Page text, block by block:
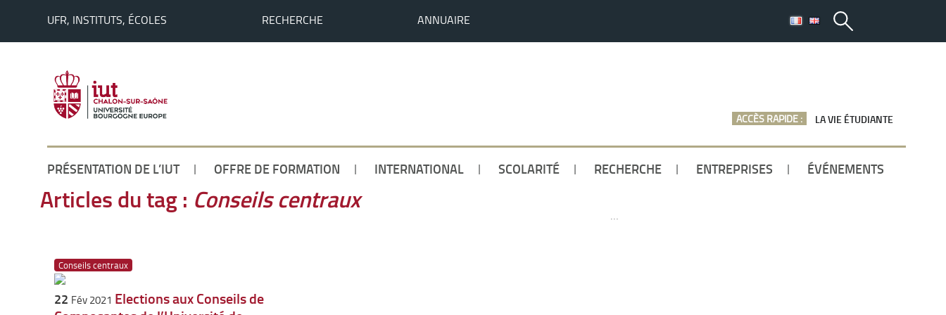
UFR, INSTITUTS, ÉCOLES RECHERCHE ANNUAIRE
ACCÈS RAPIDE : LA VIE ÉTUDIANTE
PRÉSENTATION DE L’IUT OFFRE DE FORMATION INTERNATIONAL SCOLARITÉ RECHERCHE ENTREPRISES ÉVÉNEMENTS
Accueil / Actualités
Articles du tag : Conseils centraux
Conseils centraux
22 Fév 2021 Elections aux Conseils de
…